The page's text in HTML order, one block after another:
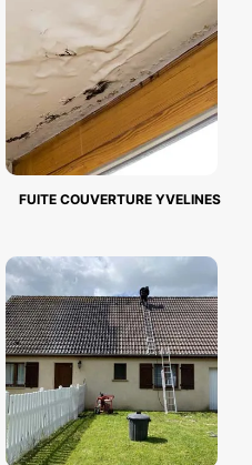
FUITE COUVERTURE YVELINES